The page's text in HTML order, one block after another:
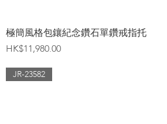
極簡風格包鑲紀念鑽石單鑽戒指托
價格
HK$11,980.00
JR-23582